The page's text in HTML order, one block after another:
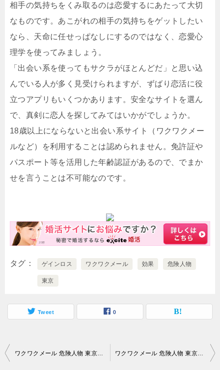
相手の気持ちをくみ取るのは恋愛するにあたって大切
なものです。あこがれの相手の気持ちをゲットしたい
なら、天命に任せっぱなしにするのではなく、恋愛心
理学を使ってみましょう。
「出会い系を使ってもサクラがほとんどだ」と思い込
んでいる人が多く見受けられますが、ずばり恋活に役
立つアプリもいくつかあります。安全なサイトを選ん
で、真剣に恋人を探してみてはいかがでしょうか。
18歳以上にならないと出会い系サイト（ワクワクメー
ルなど）を利用することは認められません。免許証や
パスポート等を活用した年齢認証があるので、でまか
せを言うことは不可能なのです。
タグ ゲインロス ワクワクメール 効果 危険人物
東京
Tweet 0
投
ワクワクメール 危険人物 東京｜占いにより恋愛の見通しや健康運などを見ることができるわけです…。 ワクワクメール 危険人物 東京｜「身近に出会いがない」と落ち込んでいても…。